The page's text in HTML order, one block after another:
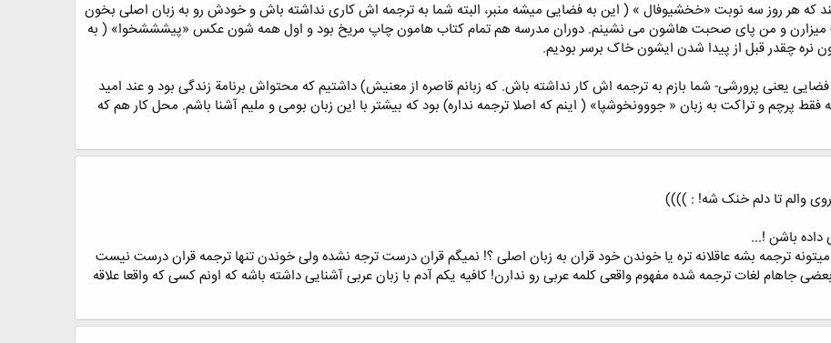
که هر روز سه نوبت «خخشیوفال » ( این به فضایی میشه منبر، البته شما به ترجمه اش کاری نداشته باش و خودش رو به زبان اصلی بخون
و من پای صحبت هاشون می نشینم. دوران مدرسه هم تمام کتاب هامون چاپ مریخ بود و اول همه شون عکس «پیشششخوا» ( به
نره چقدر قبل از پیدا شدن ایشون خاک برسر بودیم.
یعنی پرورشی- شما بازم به ترجمه اش کار نداشته باش. که زبانم قاصره از معنیش) داشتیم که محتواش برنامة زندگی بود و عند امید
فقط پرچم و تراکت به زبان « جووونخوشپا» ( اینم که اصلا ترجمه نداره) بود که بیشتر با این زبان بومی و ملیم آشنا باشم. محل کار هم که
والم تا دلم خنک شه! : ))))
باشن !...
ترجمه بشه عاقلانه تره یا خوندن خود قران به زبان اصلی ؟! نمیگم قران درست ترجه نشده ولی خوندن تنها ترجمه قران درست نیست
لغات ترجمه شده مفهوم واقعی کلمه عربی رو ندارن! کافیه یکم آدم با زبان عربی آشنایی داشته باشه که اونم کسی که واقعا علاقه